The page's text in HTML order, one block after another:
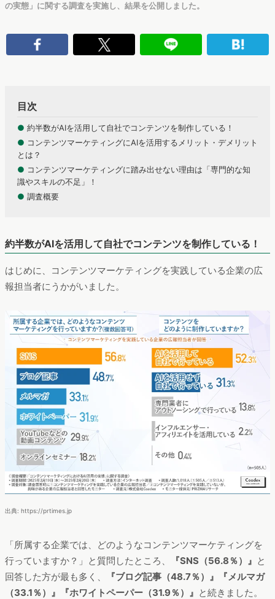
の実態」に関する調査を実施し、結果を公開しました。
目次
● 約半数がAIを活用して自社でコンテンツを制作している！
● コンテンツマーケティングにAIを活用するメリット・デメリット
とは？
● コンテンツマーケティングに踏み出せない理由は「専門的な知
識やスキルの不足」！
● 調査概要
約半数がAIを活用して自社でコンテンツを制作している！
はじめに、コンテンツマーケティングを実践している企業の広
報担当者にうかがいました。
出典: https://prtimes.jp
「所属する企業では、どのようなコンテンツマーケティングを
行っていますか？」と質問したところ、
『SNS（56.8％）』 と
回答した方が最も多く、
『ブログ記事（48.7％）』『メルマガ
（33.1％）』『ホワイトペーパー（31.9％）』 と続きました。